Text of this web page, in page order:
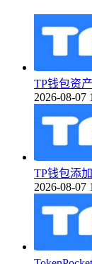
TP钱包资
2026-08-07
TP钱包添
2026-08-07